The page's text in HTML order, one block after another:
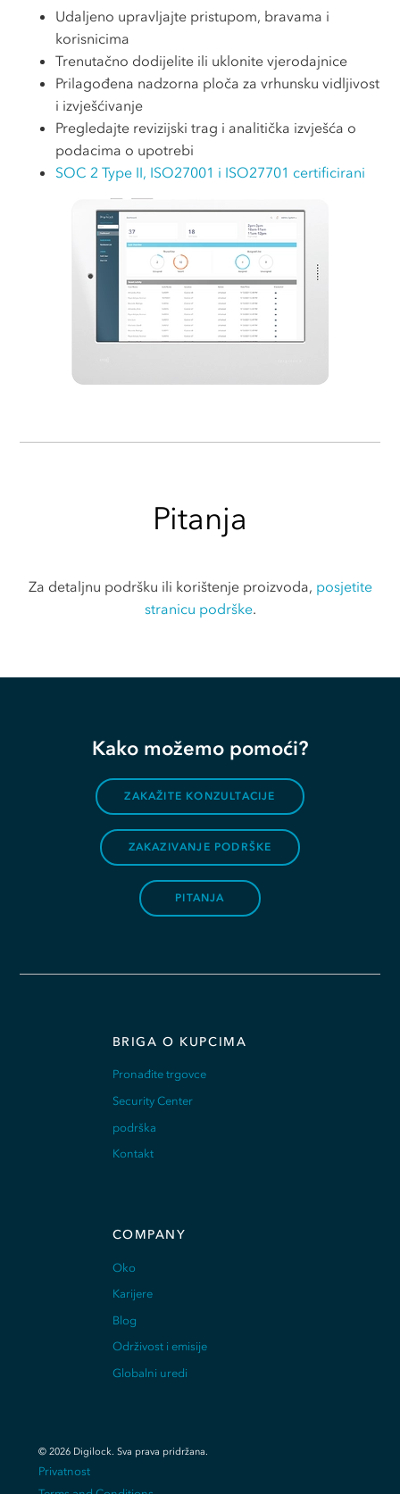
Udaljeno upravljajte pristupom, bravama i
korisnicima
Trenutačno dodijelite ili uklonite vjerodajnice
Prilagođena nadzorna ploča za vrhunsku vidljivost
i izvješćivanje
Pregledajte revizijski trag i analitička izvješća o
podacima o upotrebi
SOC 2 Type II, ISO27001 i ISO27701 certificirani
Pitanja
Za detaljnu podršku ili korištenje proizvoda, posjetite
stranicu podrške.
Kako možemo pomoći?
ZAKAŽITE KONZULTACIJE
ZAKAZIVANJE PODRŠKE
PITANJA
BRIGA O KUPCIMA
Pronađite trgovce
Security Center
podrška
Kontakt
COMPANY
Oko
Karijere
Blog
Održivost i emisije
Globalni uredi
© 2026Digilock. Sva prava pridržana.
Privatnost